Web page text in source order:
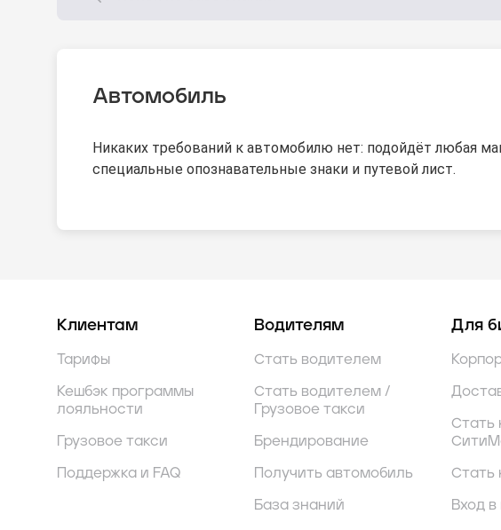
Автомобиль
Никаких требований к автомобилю нет: подойдёт любая
специальные опознавательные знаки и путевой лист.
Клиентам
Тарифы
Кешбэк программы
лояльности
Грузовое такси
Поддержка и FAQ
Водителям
Стать водителем
Стать водителем /
Грузовое такси
Брендирование
Получить автомобиль
База знаний
Для
Стать
Стать
Вход в